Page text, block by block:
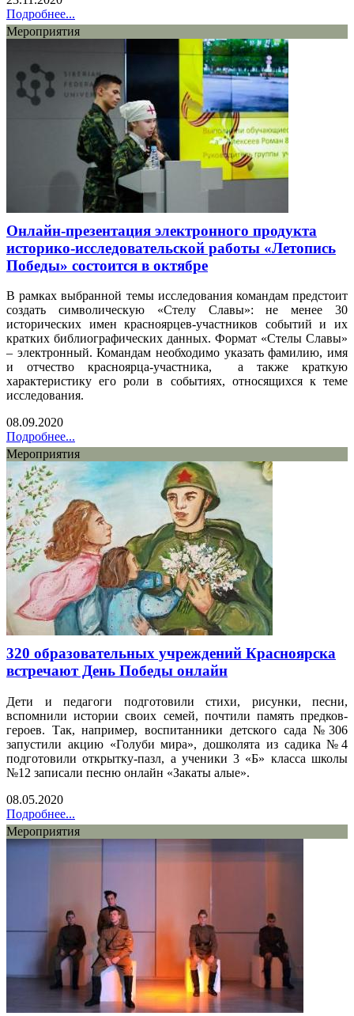
Подробнее...
Мероприятия
Онлайн-презентация электронного продукта
историко-исследовательской работы «Летопись
Победы» состоится в октябре
В рамках выбранной темы исследования командам предстоит
создать символическую «Стелу Славы»: не менее 30
исторических имен красноярцев-участников событий и их
кратких библиографических данных. Формат «Стелы Славы»
– электронный. Командам необходимо указать фамилию, имя
и отчество красноярца-участника, а также краткую
характеристику его роли в событиях, относящихся к теме
исследования.
08.09.2020
Подробнее...
Мероприятия
320 образовательных учреждений Красноярска
встречают День Победы онлайн
Дети и педагоги подготовили стихи, рисунки, песни,
вспомнили истории своих семей, почтили память предков-
героев. Так, например, воспитанники детского сада №306
запустили акцию «Голуби мира», дошколята из садика №4
подготовили открытку-пазл, а ученики 3 «Б» класса школы
№12 записали песню онлайн «Закаты алые».
08.05.2020
Подробнее...
Мероприятия